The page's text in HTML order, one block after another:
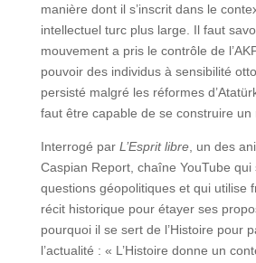
manière dont il s’inscrit dans le
intellectuel turc plus large. Il faut
mouvement a pris le contrôle de
pouvoir des individus à sensibilité
persisté malgré les réformes
faut être capable de se construire un
Interrogé par L’Esprit libre, un des
Caspian Report, chaîne YouTube qui
questions géopolitiques et qui utilise
récit historique pour étayer ses
pourquoi il se sert de l’Histoire pour
l’actualité : « L’Histoire donne un